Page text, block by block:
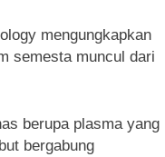
mengungkapkan
semesta muncul dari
berupa plasma yang
bergabung